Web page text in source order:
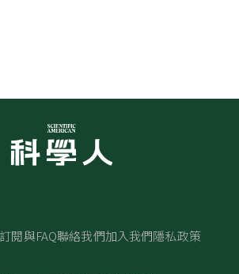
訂閱與FAQ聯絡我們加入我們隱私政策